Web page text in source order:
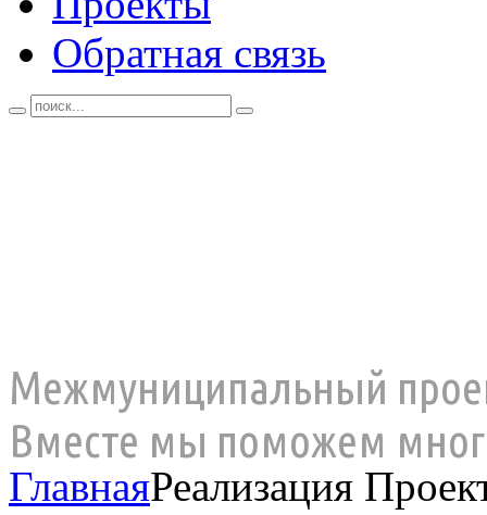
Обратная связь
Межмуниципальный
Вместе мы поможем
ГлавнаяРеализация